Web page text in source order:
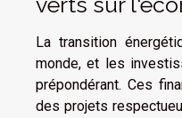
La transition
monde, et les
prépondérant. Ces
des projets